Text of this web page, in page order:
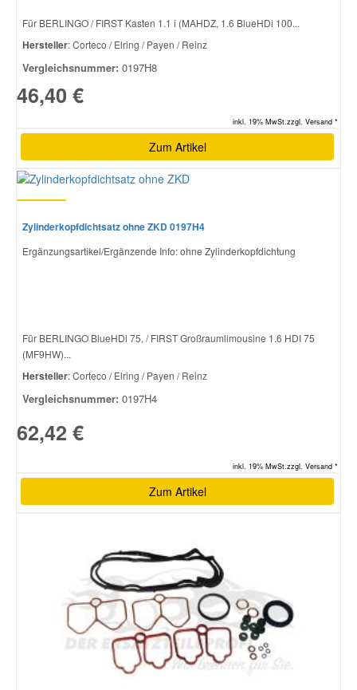
Für BERLINGO / FIRST Kasten 1.1 i (MAHDZ, 1.6 BlueHDi 100...
Hersteller: Corteco / Elring / Payen / Reinz
Vergleichsnummer: 0197H8
46,40 €
inkl. 19% MwSt.zzgl. Versand *
Zum Artikel
Zylinderkopfdichtsatz ohne ZKD 0197H4
Ergänzungsartikel/Ergänzende Info: ohne Zylinderkopfdichtung
Für BERLINGO BlueHDi 75, / FIRST Großraumlimousine 1.6 HDI 75
(MF9HW)...
Hersteller: Corteco / Elring / Payen / Reinz
Vergleichsnummer: 0197H4
62,42 €
inkl. 19% MwSt.zzgl. Versand *
Zum Artikel